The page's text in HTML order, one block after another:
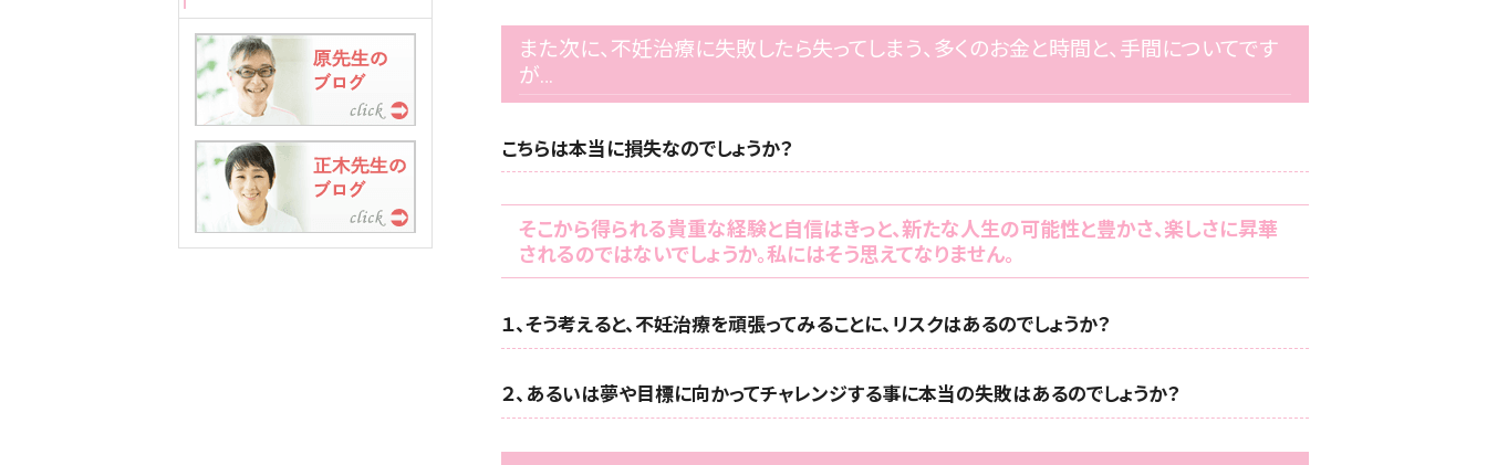
また次に、不妊治療に失敗したら失ってしまう、多くのお金と時間と、手間についてです
が…
こちらは本当に損失なのでしょうか？
そこから得られる貴重な経験と自信はきっと、新たな人生の可能性と豊かさ、楽しさに昇華
されるのではないでしょうか。私にはそう思えてなりません。
１、そう考えると、不妊治療を頑張ってみることに、リスクはあるのでしょうか？
２、あるいは夢や目標に向かってチャレンジする事に本当の失敗はあるのでしょうか？